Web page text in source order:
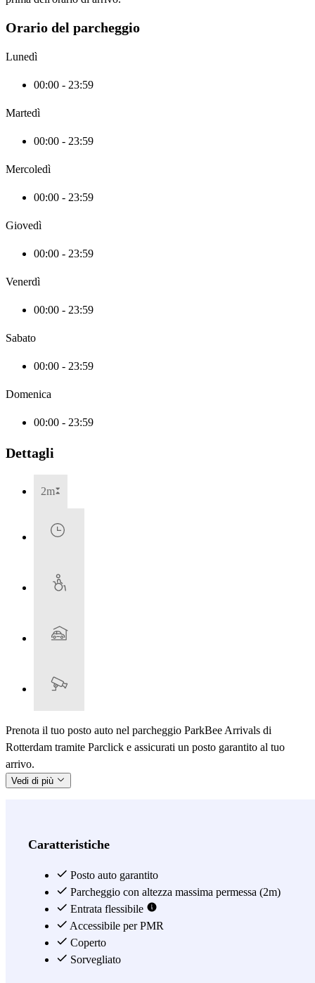
Orario del parcheggio
Lunedì
00:00 - 23:59
Martedì
00:00 - 23:59
Mercoledì
00:00 - 23:59
Giovedì
00:00 - 23:59
Venerdì
00:00 - 23:59
Sabato
00:00 - 23:59
Domenica
00:00 - 23:59
Dettagli
2m
Prenota il tuo posto auto nel parcheggio ParkBee Arrivals di
Rotterdam tramite Parclick e assicurati un posto garantito al tuo
arrivo.
Vedi di più
Caratteristiche
Posto auto garantito
Parcheggio con altezza massima permessa (2m)
Entrata flessibile
Accessibile per PMR
Coperto
Sorvegliato